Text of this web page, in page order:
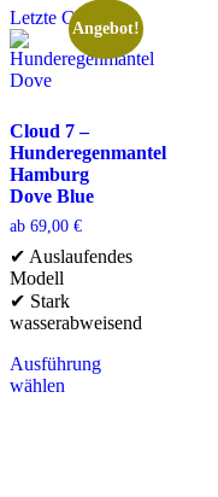
Letzte Chance
Angebot!
Cloud 7 –
Hunderegenmantel
Hamburg
Dove Blue
ab 69,00 €
✔ Auslaufendes
Modell
✔ Stark
wasserabweisend
Ausführung
wählen